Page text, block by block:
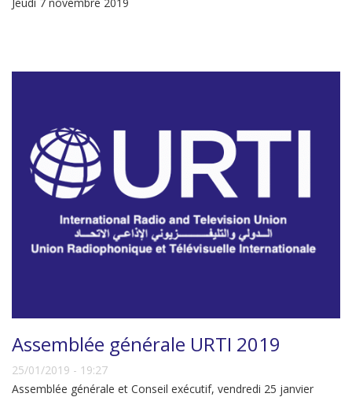
Assemblée générale URTI 2019
25/01/2019 - 19:27
Assemblée générale et Conseil exécutif, vendredi 25 janvier